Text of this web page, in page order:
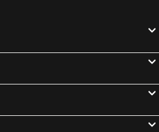
Hotel Holiday
Hotel La Maestra